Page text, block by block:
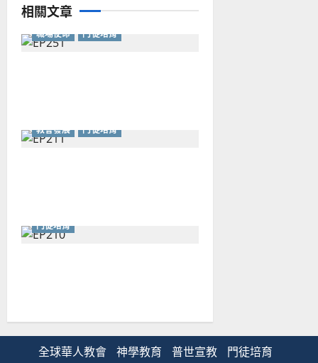
相關文章
職場使命 門徒培育
教會發展 門徒培育
門徒培育
全球華人教會 神學教育 普世宣教
門徒培育